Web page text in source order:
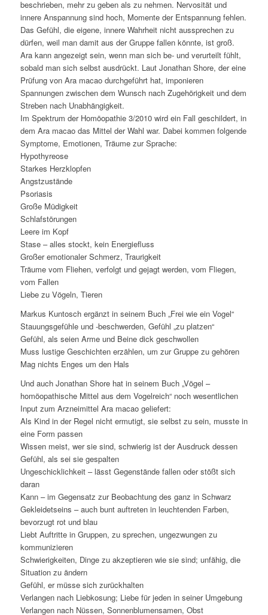
beschrieben, mehr zu geben als zu nehmen. Nervosität und
innere Anspannung sind hoch, Momente der Entspannung fehlen.
Das Gefühl, die eigene, innere Wahrheit nicht aussprechen zu
dürfen, weil man damit aus der Gruppe fallen könnte, ist groß.
Ara kann angezeigt sein, wenn man sich be- und verurteilt fühlt,
sobald man sich selbst ausdrückt. Laut Jonathan Shore, der eine
Prüfung von Ara macao durchgeführt hat, imponieren
Spannungen zwischen dem Wunsch nach Zugehörigkeit und dem
Streben nach Unabhängigkeit.
Im Spektrum der Homöopathie 3/2010 wird ein Fall geschildert, in
dem Ara macao das Mittel der Wahl war. Dabei kommen folgende
Symptome, Emotionen, Träume zur Sprache:
Hypothyreose
Starkes Herzklopfen
Angstzustände
Psoriasis
Große Müdigkeit
Schlafstörungen
Leere im Kopf
Stase – alles stockt, kein Energiefluss
Großer emotionaler Schmerz, Traurigkeit
Träume vom Fliehen, verfolgt und gejagt werden, vom Fliegen,
vom Fallen
Liebe zu Vögeln, Tieren
Markus Kuntosch ergänzt in seinem Buch „Frei wie ein Vogel“
Stauungsgefühle und -beschwerden, Gefühl „zu platzen“
Gefühl, als seien Arme und Beine dick geschwollen
Muss lustige Geschichten erzählen, um zur Gruppe zu gehören
Mag nichts Enges um den Hals
Und auch Jonathan Shore hat in seinem Buch „Vögel –
homöopathische Mittel aus dem Vogelreich“ noch wesentlichen
Input zum Arzneimittel Ara macao geliefert:
Als Kind in der Regel nicht ermutigt, sie selbst zu sein, musste in
eine Form passen
Wissen meist, wer sie sind, schwierig ist der Ausdruck dessen
Gefühl, als sei sie gespalten
Ungeschicklichkeit – lässt Gegenstände fallen oder stößt sich
daran
Kann – im Gegensatz zur Beobachtung des ganz in Schwarz
Gekleidetseins – auch bunt auftreten in leuchtenden Farben,
bevorzugt rot und blau
Liebt Auftritte in Gruppen, zu sprechen, ungezwungen zu
kommunizieren
Schwierigkeiten, Dinge zu akzeptieren wie sie sind; unfähig, die
Situation zu ändern
Gefühl, er müsse sich zurückhalten
Verlangen nach Liebkosung; Liebe für jeden in seiner Umgebung
Verlangen nach Nüssen, Sonnenblumensamen, Obst